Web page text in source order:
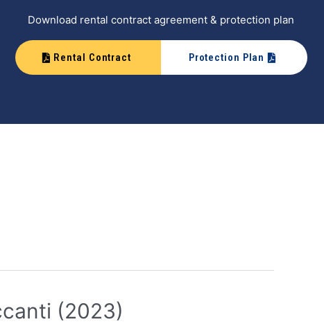
Download rental contract agreement & protection plan
Rental Contract Protection Plan
(2023)